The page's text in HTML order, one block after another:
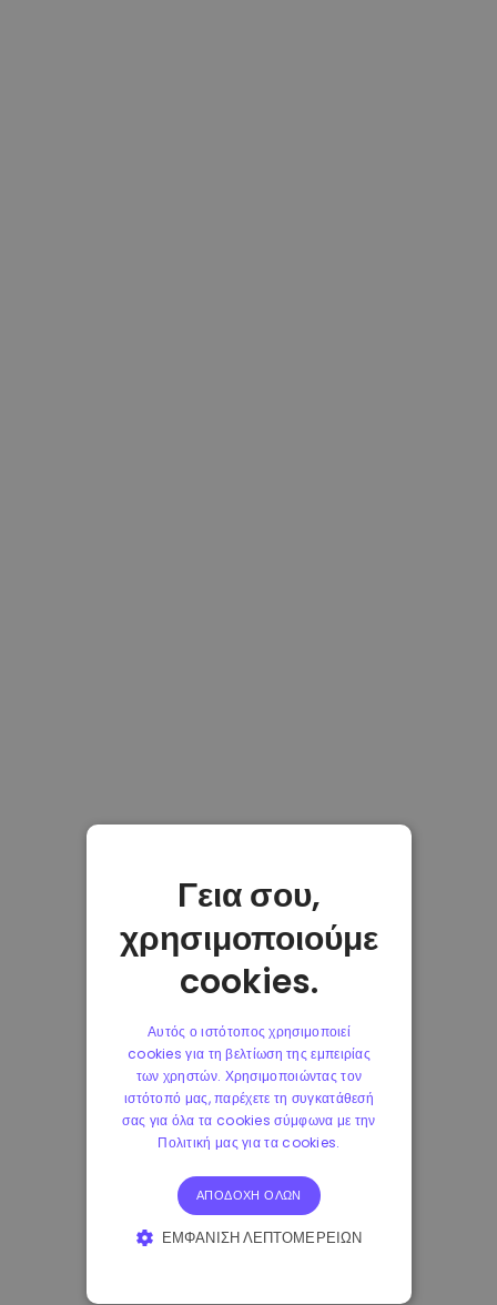
Γεια σου,
χρησιμοποιούμε
cookies.
Αυτός ο ιστότοπος χρησιμοποιεί
cookies για τη βελτίωση της εμπειρίας
των χρηστών. Χρησιμοποιώντας τον
ιστότοπό μας, παρέχετε τη συγκατάθεσή
σας για όλα τα cookies σύμφωνα με την
Πολιτική μας για τα cookies.
ΑΠΟΔΟΧΉ ΌΛΩΝ
ΕΜΦΆΝΙΣΗ ΛΕΠΤΟΜΕΡΕΙΏΝ